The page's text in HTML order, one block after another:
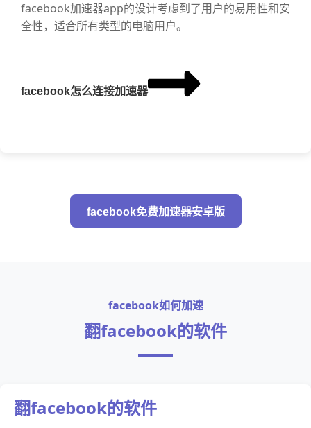
facebook加速器app的设计考虑到了用户的易用性和安
全性，适合所有类型的电脑用户。
facebook怎么连接加速器
facebook免费加速器安卓版
facebook如何加速
翻facebook的软件
翻facebook的软件